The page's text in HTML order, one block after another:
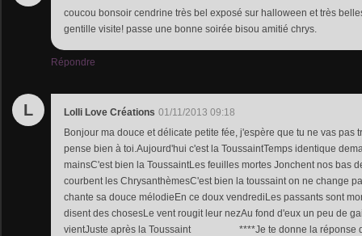
coucou bonsoir cendrine très bel exposé sur halloween et très
gentille visite! passe une bonne soirée bisou amitié chrys.
Répondre
L Lolli Love Créations 01/11/2013 09:18
Bonjour ma douce et délicate petite fée, j'espère que tu ne vas pas
pense bien à toi.Aujourd'hui c'est la ToussaintTemps identique
mainsC'est bien la ToussaintLes feuilles mortes Jonchent nos bas
courbent les ChrysanthèmesC'est bien la toussaint on ne change
chante sa douce mélodieEn ce doux vendrediLes passants sont
disent des chosesLe vent rougit leur nezAu fond d'eux un peu de
vientJuste après la Toussaint ****Je te donne la réponse du